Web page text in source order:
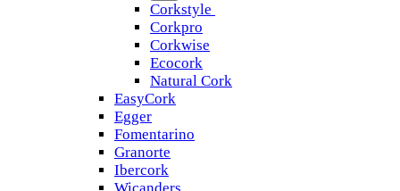
Corkstyle
Corkpro
Corkwise
Ecocork
Natural Cork
EasyCork
Egger
Fomentarino
Granorte
Ibercork